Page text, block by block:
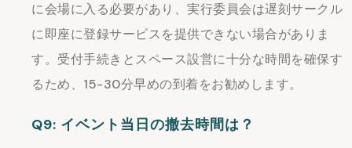
に会場に入る必要があり、実行委員会は遅刻サークル
に即座に登録サービスを提供できない場合がありま
す。受付手続きとスペース設営に十分な時間を確保す
るため、15-30分早めの到着をお勧めします。
Q9: イベント当日の撤去時間は？